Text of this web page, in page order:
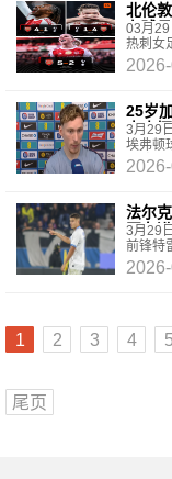
北伦
有球
03月29
热刺女
治级表
25岁
点大
3月29
埃弗顿
获队内
法尔
正在
3月29
前锋特
雷索尔
1 2 3 4 5
尾页